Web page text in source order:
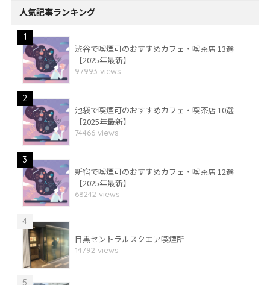
人気記事ランキング
1
渋谷で喫煙可のおすすめカフェ・喫茶店 13選
【2025年最新】
97993 views
2
池袋で喫煙可のおすすめカフェ・喫茶店 10選
【2025年最新】
74466 views
3
新宿で喫煙可のおすすめカフェ・喫茶店 12選
【2025年最新】
68242 views
4
目黒セントラルスクエア喫煙所
14792 views
5